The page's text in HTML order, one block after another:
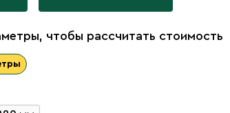
чтобы рассчитать стоимость